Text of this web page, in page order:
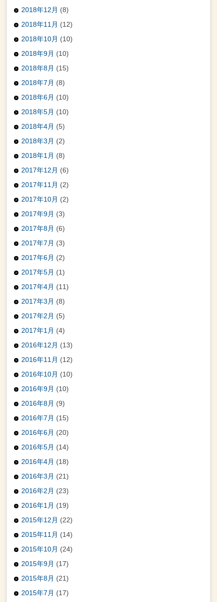
2018年12月 (8)
2018年11月 (12)
2018年10月 (10)
2018年9月 (10)
2018年8月 (15)
2018年7月 (8)
2018年6月 (10)
2018年5月 (10)
2018年4月 (5)
2018年3月 (2)
2018年1月 (8)
2017年12月 (6)
2017年11月 (2)
2017年10月 (2)
2017年9月 (3)
2017年8月 (6)
2017年7月 (3)
2017年6月 (2)
2017年5月 (1)
2017年4月 (11)
2017年3月 (8)
2017年2月 (5)
2017年1月 (4)
2016年12月 (13)
2016年11月 (12)
2016年10月 (10)
2016年9月 (10)
2016年8月 (9)
2016年7月 (15)
2016年6月 (20)
2016年5月 (14)
2016年4月 (18)
2016年3月 (21)
2016年2月 (23)
2016年1月 (19)
2015年12月 (22)
2015年11月 (14)
2015年10月 (24)
2015年9月 (17)
2015年8月 (21)
2015年7月 (17)